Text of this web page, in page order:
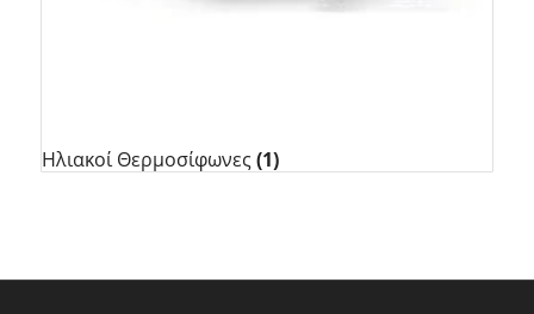
Ηλιακοί Θερμοσίφωνες (1)